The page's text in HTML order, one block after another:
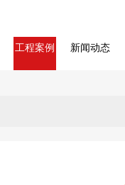
工程案例 新闻动态